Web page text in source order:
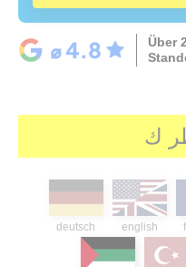
Über
ك
deutsch english